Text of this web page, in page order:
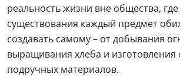
реальность жизни вне общества, где
существования каждый предмет
создавать самому – от добывания
выращивания хлеба и изготовления
подручных материалов.